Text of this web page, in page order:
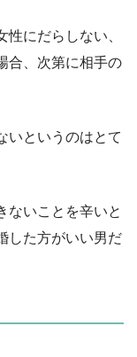
にだらしない、
合、次第に相手の
いというのはとて
ないことを辛いと
した方がいい男だ